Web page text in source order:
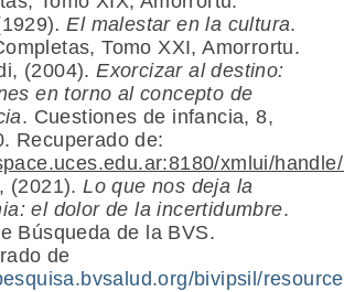
. El malestar en la cultura.
Tomo XXI, Amorrortu.
(2004).Exorcizar al destino:
en torno al concepto de
. Cuestiones de infancia, 8,
Recuperado de:
xmlui/
(2021).Lo que nos deja la
el dolor de la incertidumbre.
Búsqueda de la BVS.
de
bivipsil/